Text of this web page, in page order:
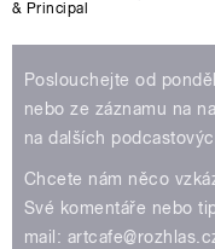
& Principal
Poslouchejte od
nebo ze záznamu na
na dalších
Chcete nám něco
Své komentáře nebo
mail: